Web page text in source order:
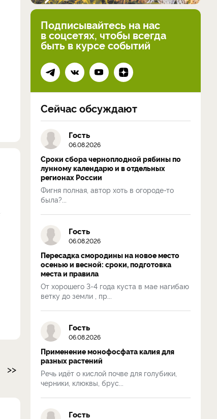
>>
Подписывайтесь на нас
в соцсетях, чтобы всегда
быть в курсе событий
Сейчас обсуждают
Гость
06.08.2026
Сроки сбора черноплодной рябины по
лунному календарю и в отдельных
регионах России
Фигня полная, автор хоть в огороде-то
была?...
Гость
06.08.2026
Пересадка смородины на новое место
осенью и весной: сроки, подготовка
места и правила
От хорошего 3-4 года куста в мае нагибаю
ветку до земли , пр...
Гость
06.08.2026
Применение монофосфата калия для
разных растений
Речь идёт о кислой почве для голубики,
черники, клюквы, брус...
Гость